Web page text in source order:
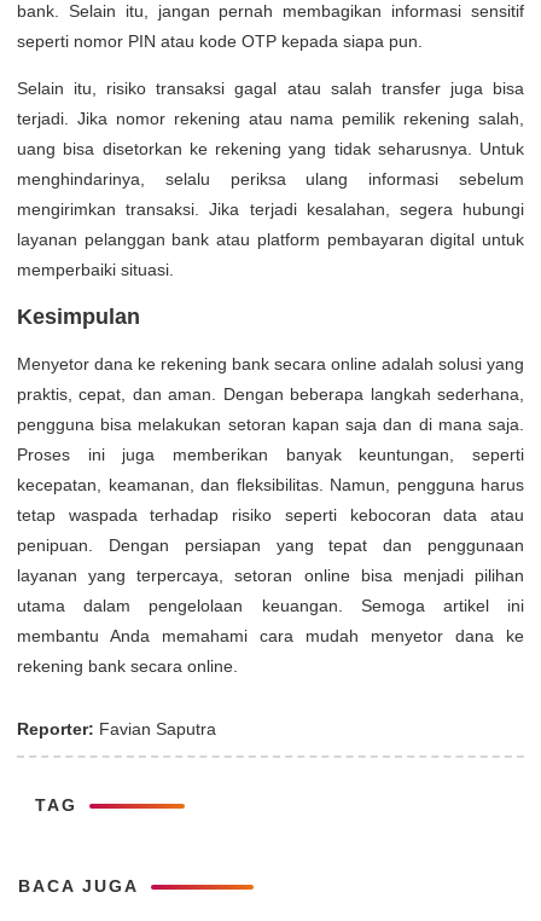
bank. Selain itu, jangan pernah membagikan informasi sensitif
seperti nomor PIN atau kode OTP kepada siapa pun.
Selain itu, risiko transaksi gagal atau salah transfer juga bisa
terjadi. Jika nomor rekening atau nama pemilik rekening salah,
uang bisa disetorkan ke rekening yang tidak seharusnya. Untuk
menghindarinya, selalu periksa ulang informasi sebelum
mengirimkan transaksi. Jika terjadi kesalahan, segera hubungi
layanan pelanggan bank atau platform pembayaran digital untuk
memperbaiki situasi.
Kesimpulan
Menyetor dana ke rekening bank secara online adalah solusi yang
praktis, cepat, dan aman. Dengan beberapa langkah sederhana,
pengguna bisa melakukan setoran kapan saja dan di mana saja.
Proses ini juga memberikan banyak keuntungan, seperti
kecepatan, keamanan, dan fleksibilitas. Namun, pengguna harus
tetap waspada terhadap risiko seperti kebocoran data atau
penipuan. Dengan persiapan yang tepat dan penggunaan
layanan yang terpercaya, setoran online bisa menjadi pilihan
utama dalam pengelolaan keuangan. Semoga artikel ini
membantu Anda memahami cara mudah menyetor dana ke
rekening bank secara online.
Reporter: Favian Saputra
TAG
BACA JUGA